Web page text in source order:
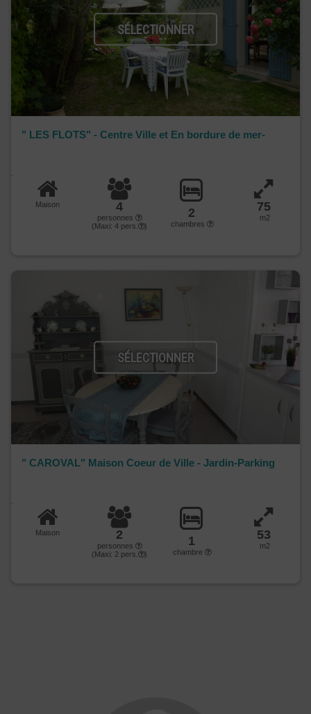
SÉLECTIONNER
" LES FLOTS" - Centre Ville et En bordure de mer-
Maison 4
personnes
(Maxi: 4 pers. )
2
chambres
75
m2
SÉLECTIONNER
" CAROVAL" Maison Coeur de Ville - Jardin-Parking
Maison 2
personnes
(Maxi: 2 pers. )
1
chambre
53
m2